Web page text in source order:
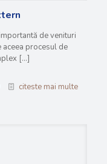
de venituri
aceea procesul de
[…]
citeste mai multe